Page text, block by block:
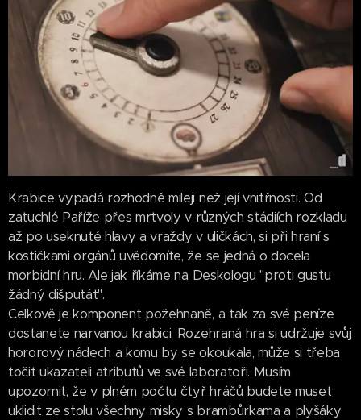
Krabice vypadá rozhodně mileji než její vnitřnosti. Od
zatuchlé Paříže přes mrtvoly v různých stádiích rozkladu
až po useknuté hlavy a vraždy v uličkách, si při hraní s
kostičkami orgánů uvědomíte, že se jedná o docela
morbidní hru. Ale jak říkáme na Deskologu "proti gustu
žádný dišputát".
Celkově je komponent požehnaně, a tak za své peníze
dostanete narvanou krabici. Rozehraná hra si udržuje svůj
hororový nádech a komu by se okoukala, může si třeba
točit ukazateli atributů ve své laboratoři. Musím
upozornit, že v plném počtu čtyř hráčů budete muset
uklidit ze stolu všechny misky s brambůrkama a plyšáky